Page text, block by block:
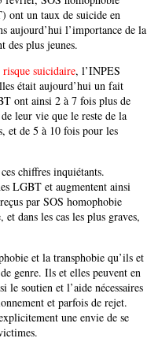
ont un taux de suicide en
aujourd’hui l’importance de la
des plus jeunes.
suicidaire, l’INPES
était aujourd’hui un fait
ont ainsi 2 à 7 fois plus de
leur vie que le reste de la
et de 5 à 10 fois pour les
chiffres inquiétants.
LGBT et augmentent ainsi
par SOS homophobie
dans les cas les plus graves,
et la transphobie qu’ils et
genre. Ils et elles peuvent en
le soutien et l’aide nécessaires
et parfois de rejet.
une envie de se